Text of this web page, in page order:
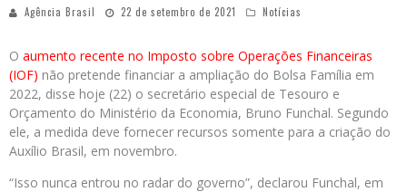
Agência Brasil 22 de setembro de 2021 Notícias
O aumento recente no Imposto sobre Operações Financeiras
(IOF) não pretende financiar a ampliação do Bolsa Família em
2022, disse hoje (22) o secretário especial de Tesouro e
Orçamento do Ministério da Economia, Bruno Funchal. Segundo
ele, a medida deve fornecer recursos somente para a criação do
Auxílio Brasil, em novembro.
“Isso nunca entrou no radar do governo”, declarou Funchal, em